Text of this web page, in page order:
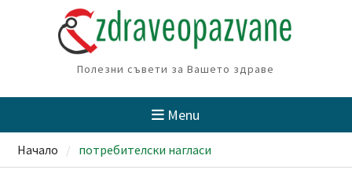
Полезни съвети за Вашето здраве
Menu
Начало потребителски нагласи